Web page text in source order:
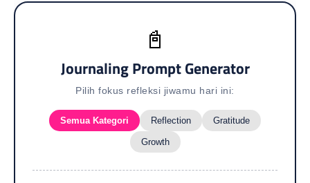
📓
Journaling Prompt Generator
Pilih fokus refleksi jiwamu hari ini:
Semua Kategori Reflection Gratitude
Growth